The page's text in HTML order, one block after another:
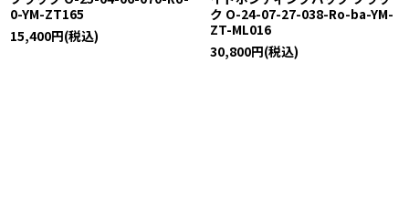
0-YM-ZT165
15,400円(税込)
ク O-24-07-27-038-Ro-ba-YM-
ZT-ML016
30,800円(税込)